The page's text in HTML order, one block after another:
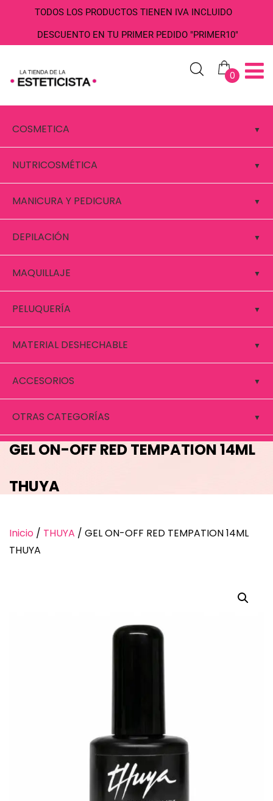
TODOS LOS PRODUCTOS TIENEN IVA INCLUIDO
DESCUENTO EN TU PRIMER PEDIDO "PRIMER10"
0
COSMETICA
NUTRICOSMÉTICA
MANICURA Y PEDICURA
DEPILACIÓN
MAQUILLAJE
PELUQUERÍA
MATERIAL DESHECHABLE
ACCESORIOS
OTRAS CATEGORÍAS
GEL ON-OFF RED TEMPATION 14ML
THUYA
Inicio / THUYA / GEL ON-OFF RED TEMPATION 14ML
THUYA